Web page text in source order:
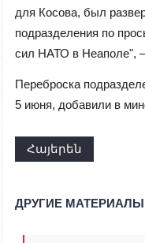
для Косова, был
подразделения по
сил НАТО в Неаполе",
Переброска
5 июня, добавили в
Հայերեն
ДРУГИЕ